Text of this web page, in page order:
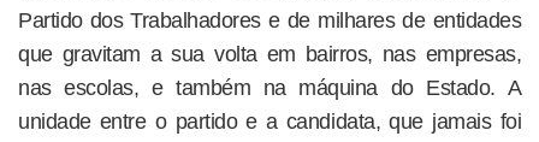
Partido dos Trabalhadores e de milhares de entidades
que gravitam a sua volta em bairros, nas empresas,
nas escolas, e também na máquina do Estado. A
unidade entre o partido e a candidata, que jamais foi